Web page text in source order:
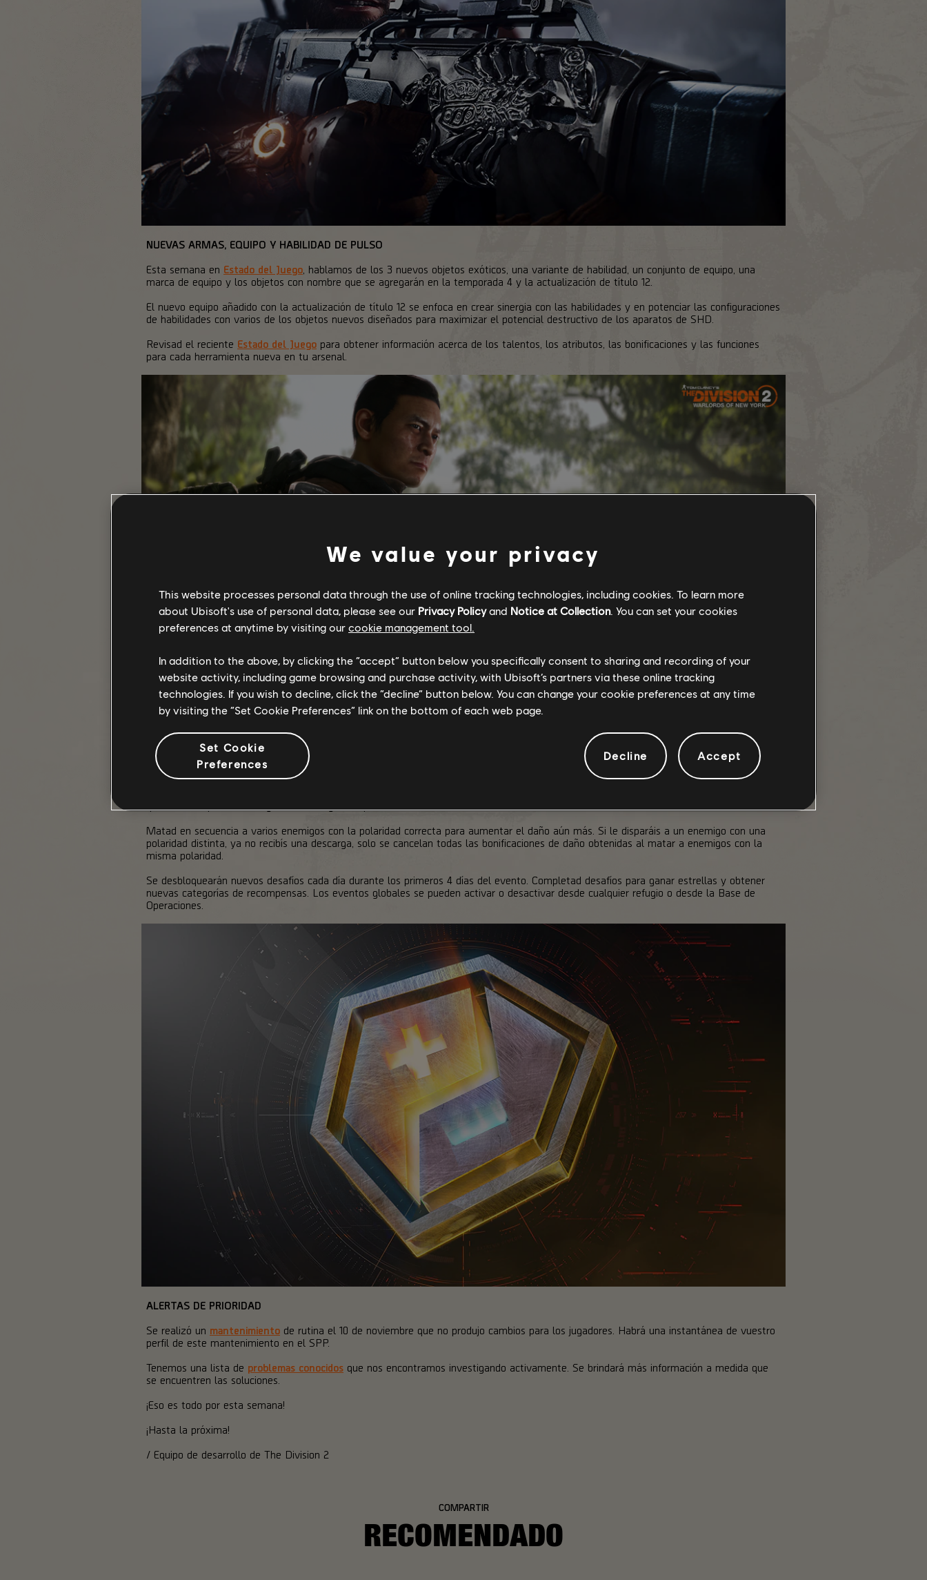
NUEVAS ARMAS, EQUIPO Y HABILIDAD DE PULSO
Esta semana en Estado del Juego , hablamos de los 3 nuevos objetos exóticos, una variante de habilidad, un conjunto de equipo, una
marca de equipo y los objetos con nombre que se agregarán en la temporada 4 y la actualización de título 12.
El nuevo equipo añadido con la actualización de título 12 se enfoca en crear sinergia con las habilidades y en potenciar las configuraciones
de habilidades con varios de los objetos nuevos diseñados para maximizar el potencial destructivo de los aparatos de SHD.
Revisad el reciente Estado del Juego para obtener información acerca de los talentos, los atributos, las bonificaciones y las funciones
para cada herramienta nueva en tu arsenal.
EVENTOS DE LA TEMPORADA 3
temporada 3: Agenda ocultade The Division 2: Warlords of New York continúa con el regreso del evento global Interruptor de
Matad en secuencia a varios enemigos con la polaridad correcta para aumentar el daño aún más. Si le disparáis a un enemigo con una
polaridad distinta, ya no recibís una descarga, solo se cancelan todas las bonificaciones de daño obtenidas al matar a enemigos con la
misma polaridad.
Se desbloquearán nuevos desafíos cada día durante los primeros 4 días del evento. Completad desafíos para ganar estrellas y obtener
nuevas categorías de recompensas. Los eventos globales se pueden activar o desactivar desde cualquier refugio o desde la Base de
Operaciones.
ALERTAS DE PRIORIDAD
Se realizó un mantenimiento de rutina el 10 de noviembre que no produjo cambios para los jugadores. Habrá una instantánea de vuestro
perfil de este mantenimiento en el SPP.
Tenemos una lista de problemas conocidos que nos encontramos investigando activamente. Se brindará más información a medida que
se encuentren las soluciones.
¡Eso es todo por esta semana!
¡Hasta la próxima!
/ Equipo de desarrollo de The Division 2
COMPARTIR
RECOMENDADO
We value your privacy
This website processes personal data through the use of online tracking technologies, including cookies. To learn more
about Ubisoft's use of personal data, please see our Privacy Policyand Notice at Collection. You can set your cookies
preferences at anytime by visiting our cookie management tool.
In addition to the above, by clicking the “accept” button below you specifically consent to sharing and recording of your
website activity, including game browsing and purchase activity, with Ubisoft’s partners via these online tracking
technologies. If you wish to decline, click the “decline” button below. You can change your cookie preferences at any time
by visiting the “Set Cookie Preferences” link on the bottom of each web page.
Set Cookie
Preferences
Decline Accept